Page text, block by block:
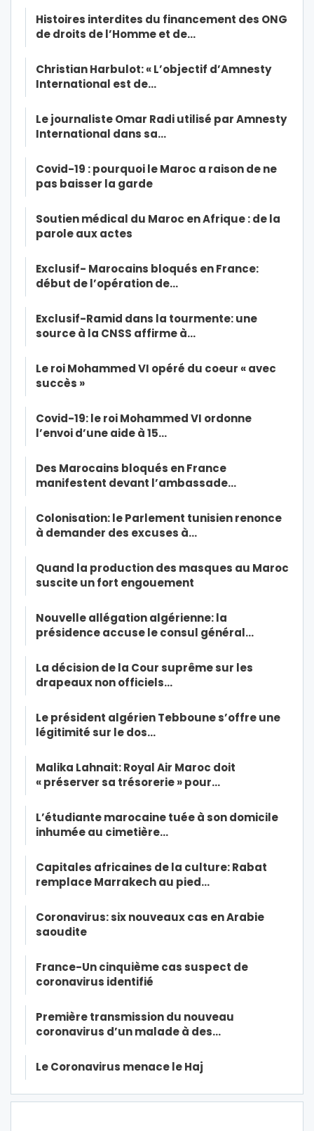
Histoires interdites du financement des ONG
de droits de l’Homme et de…
Christian Harbulot: « L’objectif d’Amnesty
International est de…
Le journaliste Omar Radi utilisé par Amnesty
International dans sa…
Covid-19 : pourquoi le Maroc a raison de ne
pas baisser la garde
Soutien médical du Maroc en Afrique : de la
parole aux actes
Exclusif- Marocains bloqués en France:
début de l’opération de…
Exclusif-Ramid dans la tourmente: une
source à la CNSS affirme à…
Le roi Mohammed VI opéré du coeur « avec
succès »
Covid-19: le roi Mohammed VI ordonne
l’envoi d’une aide à 15…
Des Marocains bloqués en France
manifestent devant l’ambassade…
Colonisation: le Parlement tunisien renonce
à demander des excuses à…
Quand la production des masques au Maroc
suscite un fort engouement
Nouvelle allégation algérienne: la
présidence accuse le consul général…
La décision de la Cour suprême sur les
drapeaux non officiels…
Le président algérien Tebboune s’offre une
légitimité sur le dos…
Malika Lahnait: Royal Air Maroc doit
« préserver sa trésorerie » pour…
L’étudiante marocaine tuée à son domicile
inhumée au cimetière…
Capitales africaines de la culture: Rabat
remplace Marrakech au pied…
Coronavirus: six nouveaux cas en Arabie
saoudite
France-Un cinquième cas suspect de
coronavirus identifié
Première transmission du nouveau
coronavirus d’un malade à des…
Le Coronavirus menace le Haj